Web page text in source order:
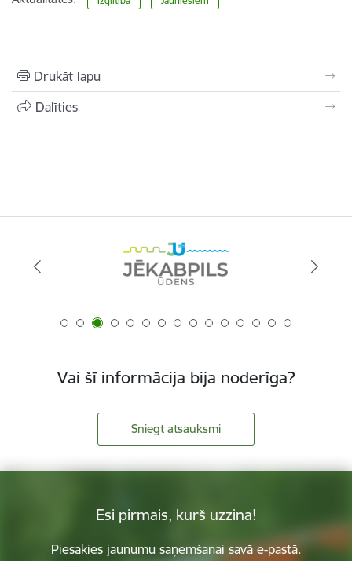
Drukāt lapu
Dalīties
Vai šī informācija bija noderīga?
Sniegt atsauksmi
Esi pirmais, kurš uzzina!
Piesakies jaunumu saņemšanai savā e-pastā.